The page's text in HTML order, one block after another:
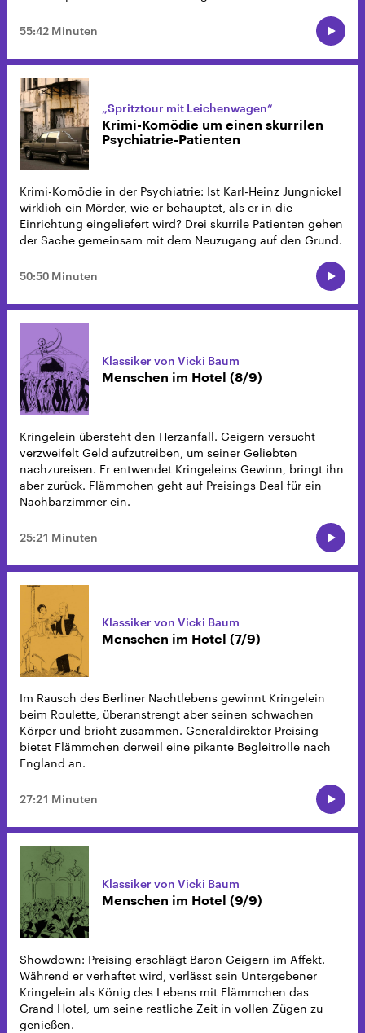
55:42 Minuten
„Spritztour mit Leichenwagen“
Krimi-Komödie um einen skurrilen
Psychiatrie-Patienten
Krimi-Komödie in der Psychiatrie: Ist Karl-Heinz Jungnickel
wirklich ein Mörder, wie er behauptet, als er in die
Einrichtung eingeliefert wird? Drei skurrile Patienten gehen
der Sache gemeinsam mit dem Neuzugang auf den Grund.
50:50 Minuten
Klassiker von Vicki Baum
Menschen im Hotel (8/9)
Kringelein übersteht den Herzanfall. Geigern versucht
verzweifelt Geld aufzutreiben, um seiner Geliebten
nachzureisen. Er entwendet Kringeleins Gewinn, bringt ihn
aber zurück. Flämmchen geht auf Preisings Deal für ein
Nachbarzimmer ein.
25:21 Minuten
Klassiker von Vicki Baum
Menschen im Hotel (7/9)
Im Rausch des Berliner Nachtlebens gewinnt Kringelein
beim Roulette, überanstrengt aber seinen schwachen
Körper und bricht zusammen. Generaldirektor Preising
bietet Flämmchen derweil eine pikante Begleitrolle nach
England an.
27:21 Minuten
Klassiker von Vicki Baum
Menschen im Hotel (9/9)
Showdown: Preising erschlägt Baron Geigern im Affekt.
Während er verhaftet wird, verlässt sein Untergebener
Kringelein als König des Lebens mit Flämmchen das
Grand Hotel, um seine restliche Zeit in vollen Zügen zu
genießen.